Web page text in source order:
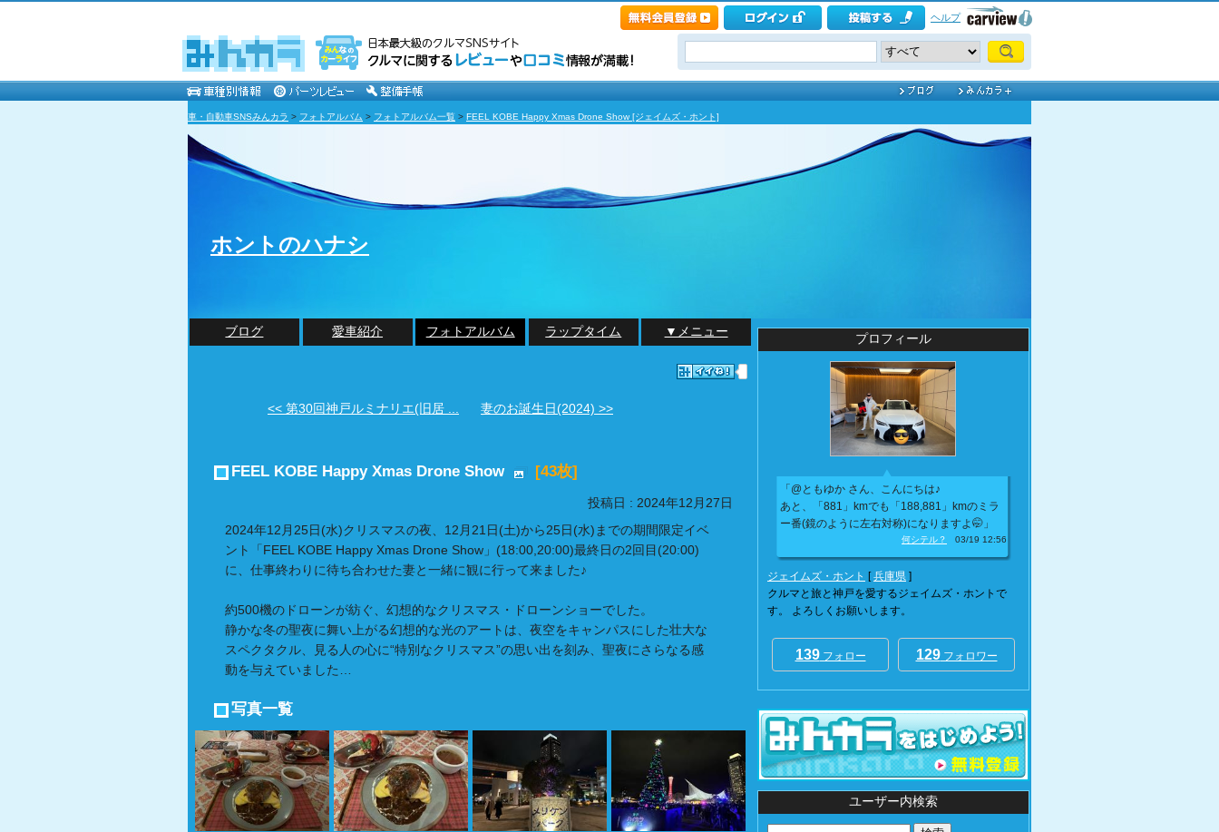
ヘルプ
車・自動車SNSみんカラ > フォトアルバム > フォトアルバム一覧 > FEEL KOBE Happy Xmas Drone Show [ジェイムズ・ホント]
ホントのハナシ
ブログ 愛車紹介 フォトアルバム ラップタイム ▼メニュー
<< 第30回神戸ルミナリエ(旧居 ... 妻のお誕生日(2024) >>
FEEL KOBE Happy Xmas Drone Show [43枚]
投稿日 : 2024年12月27日
2024年12月25日(水)クリスマスの夜、12月21日(土)から25日(水)までの期間限定イベ
ント「FEEL KOBE Happy Xmas Drone Show」(18:00,20:00)最終日の2回目(20:00)
に、仕事終わりに待ち合わせた妻と一緒に観に行って来ました♪
約500機のドローンが紡ぐ、幻想的なクリスマス・ドローンショーでした。
静かな冬の聖夜に舞い上がる幻想的な光のアートは、夜空をキャンパスにした壮大な
スペクタクル、見る人の心に“特別なクリスマス”の思い出を刻み、聖夜にさらなる感
動を与えていました…
写真一覧
プロフィール
「@ともゆか さん、こんにちは♪
あと、「881」kmでも「188,881」kmのミラ
ー番(鏡のように左右対称)になりますよ🤭」
何シテル？ 03/19 12:56
ジェイムズ・ホント [兵庫県 ]
クルマと旅と神戸を愛するジェイムズ・ホントで
す。 よろしくお願いします。
139フォロー 129フォロワー
ユーザー内検索